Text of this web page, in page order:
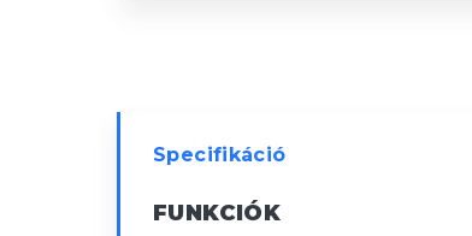
Specifikáció
FUNKCIÓK